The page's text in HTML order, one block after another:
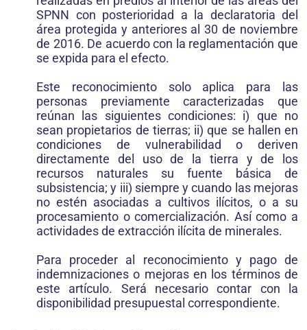
SPNN con poste­rioridad a la declaratoria del
área protegida y anteriores al 30 de noviembre
de 2016. De acuerdo con la reglamentación que
se expida para el efecto.
Este reconocimiento solo aplica para las
personas previamente ca­racterizadas que
reúnan las siguientes condiciones: i) que no
sean pro­pietarios de tierras; ii) que se hallen en
condiciones de vulnerabilidad o deriven
directamente del uso de la tierra y de los
recursos naturales su fuente básica de
subsistencia; y iii) siempre y cuando las mejoras
no estén asociadas a cultivos ilícitos, o a su
procesamiento o comercialización. Así como a
actividades de extracción ilícita de minerales.
Para proceder al reconocimiento y pago de
indemnizaciones o mejo­ras en los términos de
este artículo. Será necesario contar con la
disponibilidad presupuestal correspondiente.